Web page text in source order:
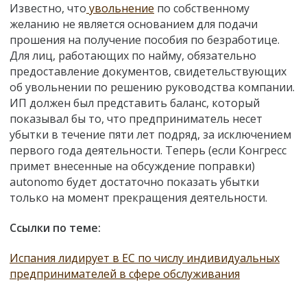
Известно, что увольнение по собственному
желанию не является основанием для подачи
прошения на получение пособия по безработице.
Для лиц, работающих по найму, обязательно
предоставление документов, свидетельствующих
об увольнении по решению руководства компании.
ИП должен был представить баланс, который
показывал бы то, что предприниматель несет
убытки в течение пяти лет подряд, за исключением
первого года деятельности. Теперь (если Конгресс
примет внесенные на обсуждение поправки)
autonomo будет достаточно показать убытки
только на момент прекращения деятельности.
Ссылки по теме:
Испания лидирует в ЕС по числу индивидуальных
предпринимателей в сфере обслуживания